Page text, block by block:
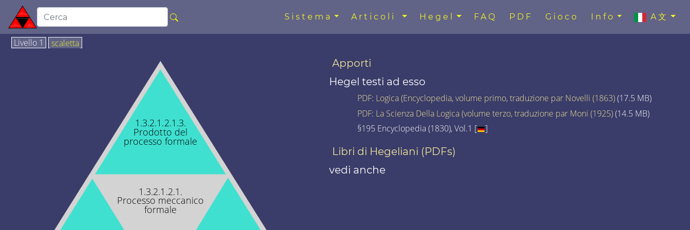
Sistema Articoli Hegel FAQ PDF Gioco Info A文
Livello 1 scaletta
1.3.2.1.2.1.
Processo meccanico
formale
1.3.2.1.2.1.3.
Prodotto del
processo formale
Apporti
Hegel testi ad esso
PDF: Logica (Encyclopedia, volume primo, traduzione par Novelli (1863)(17.5 MB)
PDF: La Scienza Della Logica (volume terzo, traduzione par Moni (1925)(14.5 MB)
§195 Encyclopedia (1830), Vol.1 [
]
Libri di Hegeliani (PDFs)
vedi anche